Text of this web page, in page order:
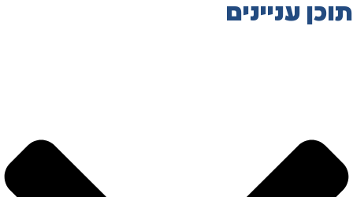
תוכן עניינים